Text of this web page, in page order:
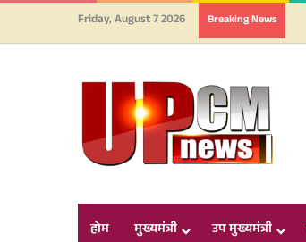
Friday, August 7 2026 Breaking News
होम मुख्यमंत्री उप मुख्यमंत्री